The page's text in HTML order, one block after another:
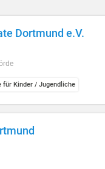
Dortmund e.V.
für Kinder / Jugendliche